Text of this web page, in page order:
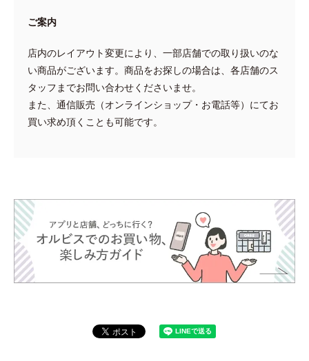
ご案内
店内のレイアウト変更により、一部店舗での取り扱いのな
い商品がございます。商品をお探しの場合は、各店舗のス
タッフまでお問い合わせくださいませ。
また、通信販売（オンラインショップ・お電話等）にてお
買い求め頂くことも可能です。